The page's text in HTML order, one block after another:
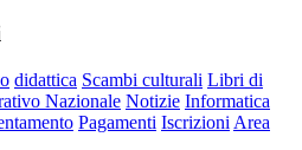
didattica Scambi culturali Libri di
Nazionale Notizie Informatica
Pagamenti Iscrizioni Area